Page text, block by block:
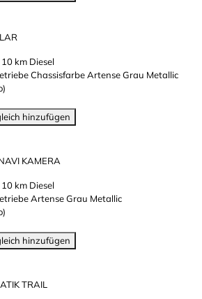
10 km Diesel
Chassisfarbe Artense Grau Metallic
hinzufügen
KAMERA
10 km Diesel
Artense Grau Metallic
hinzufügen
TRAIL